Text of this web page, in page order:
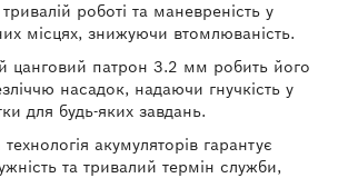
роботі та маневреність у
місцях, знижуючи втомлюваність.
цанговий патрон 3.2 мм робить його
насадок, надаючи гнучкість у
для будь-яких завдань.
акумуляторів гарантує
та тривалий термін служби,